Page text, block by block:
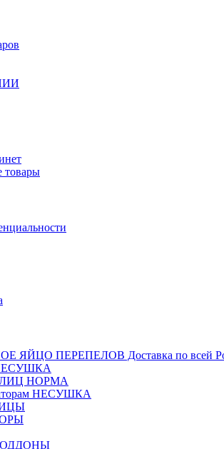
товары
ПЕРЕПЕЛОВ Доставка по всей
НОРМА
НЕСУШКА